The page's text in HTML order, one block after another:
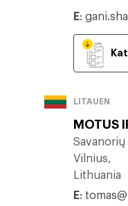
E:
LITAUEN
MOTUS
Savanorių
Vilnius,
Lithuania
E: